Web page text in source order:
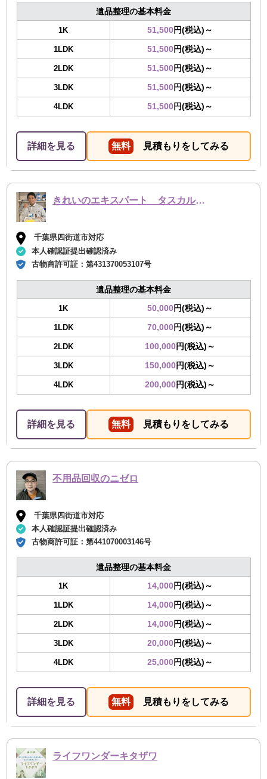
遺品整理の基本料金
1K 51,500円(税込)～
1LDK 51,500円(税込)～
2LDK 51,500円(税込)～
3LDK 51,500円(税込)～
4LDK 51,500円(税込)～
詳細を見る 無料 見積もりをしてみる
きれいのエキスパート タスカルハーツ
千葉県四街道市対応
本人確認証提出確認済み
古物商許可証：第431370053107号
遺品整理の基本料金
1K 50,000円(税込)～
1LDK 70,000円(税込)～
2LDK 100,000円(税込)～
3LDK 150,000円(税込)～
4LDK 200,000円(税込)～
詳細を見る 無料 見積もりをしてみる
不用品回収のニゼロ
千葉県四街道市対応
本人確認証提出確認済み
古物商許可証：第441070003146号
遺品整理の基本料金
1K 14,000円(税込)～
1LDK 14,000円(税込)～
2LDK 14,000円(税込)～
3LDK 20,000円(税込)～
4LDK 25,000円(税込)～
詳細を見る 無料 見積もりをしてみる
ライフワンダーキタザワ